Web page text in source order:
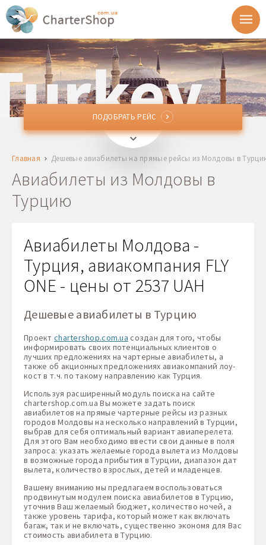
Откуда
Куда
Отправление
1 + 0 + 0
ПОДОБРАТЬ РЕЙС
ПОДОБРАТЬ РЕЙС
Главная Дешевые авиабилеты на прямые рейсы из Молдовы в
Авиабилеты из Молдовы в
Турцию
Авиабилеты Молдова -
Турция, авиакомпания FLY
ONE - цены от 2537 UAH
Дешевые авиабилеты в Турцию
Проект chartershop.com.ua создан для того, чтобы
информировать своих потенциальных клиентов о
лучших предложениях на чартерные авиабилеты, а
также об акционных предложениях авиакомпаний лоу-
кост в т.ч. по такому направлению как Турция.
Используя расширенный модуль поиска на сайте
chartershop.com.ua Вы можете задать поиск
авиабилетов на прямые чартерные рейсы из разных
городов Молдовы на несколько направлений в Турции,
выбрав для себя оптимальный вариант авиаперелета.
Для этого Вам необходимо ввести свои данные в поля
запроса: указать желаемые города вылета из Молдовы
в возможные города прибытия в Турции, диапазон дат
вылета, количество взрослых, детей и младенцев.
Вашему вниманию мы предлагаем воспользоваться
продвинутым модулем поиска авиабилетов в Турцию,
уточнив Ваш желаемый бюджет, количество ночей, а
также уровень тарифа, который может как включать
багаж, так и не включать, существенно экономя для Вас
стоимость авиабилета в Турцию.